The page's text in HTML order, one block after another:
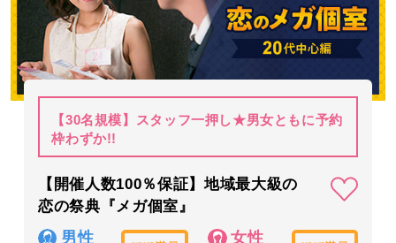
【30名規模】スタッフ一押し★男女ともに予約
枠わずか!!
【開催人数100％保証】地域最大級の
恋の祭典『メガ個室』
男性 女性